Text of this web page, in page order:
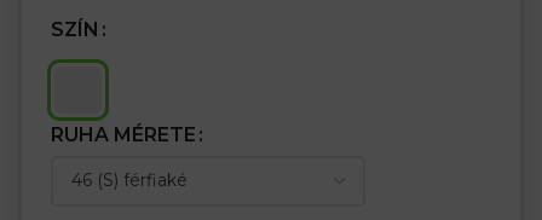
SZÍN
RUHA MÉRETE